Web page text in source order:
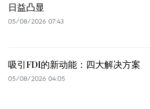
日益凸显
05/08/2026 07:43
吸引FDI的新动能：四大解决方案
05/08/2026 04:05